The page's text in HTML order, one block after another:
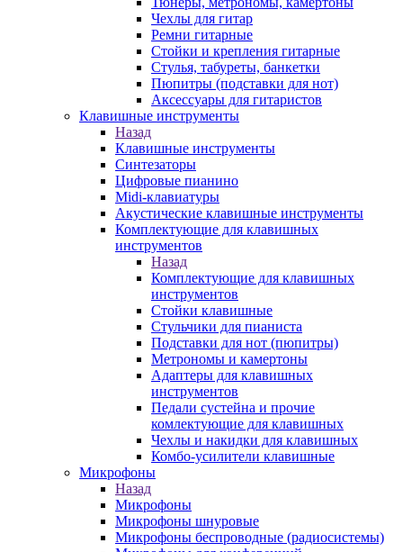
Чехлы для гитар
Ремни гитарные
Стойки и крепления гитарные
Стулья, табуреты, банкетки
Пюпитры (подставки для нот)
Аксессуары для гитаристов
Клавишные инструменты
Назад
Клавишные инструменты
Синтезаторы
Цифровые пианино
Midi-клавиатуры
Акустические клавишные инструменты
Комплектующие для клавишных
инструментов
Назад
Комплектующие для клавишных
инструментов
Стойки клавишные
Стульчики для пианиста
Подставки для нот (пюпитры)
Метрономы и камертоны
Адаптеры для клавишных
инструментов
Педали сустейна и прочие
комлектующие для клавишных
Чехлы и накидки для клавишных
Комбо-усилители клавишные
Микрофоны
Назад
Микрофоны
Микрофоны шнуровые
Микрофоны беспроводные (радиосистемы)